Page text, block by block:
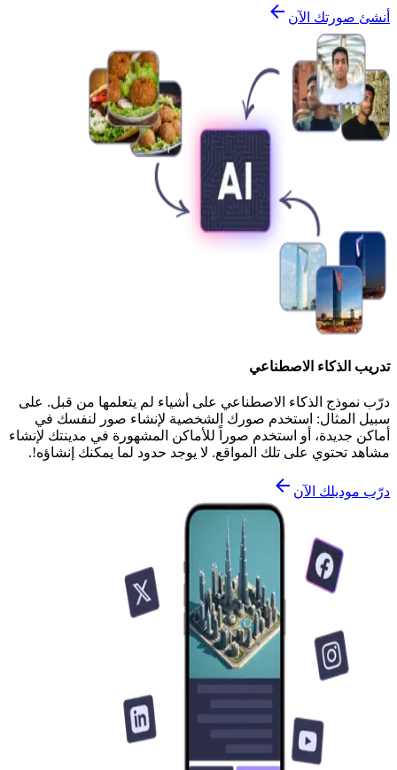
أنشئ صورتك الآن
تدريب الذكاء الاصطناعي
درّب نموذج الذكاء الاصطناعي على أشياء لم يتعلمها من قبل. على
سبيل المثال: استخدم صورك الشخصية لإنشاء صور لنفسك في
أماكن جديدة، أو استخدم صوراً للأماكن المشهورة في مدينتك لإنشاء
مشاهد تحتوي على تلك المواقع. لا يوجد حدود لما يمكنك إنشاؤه!.
درّب موديلك الآن